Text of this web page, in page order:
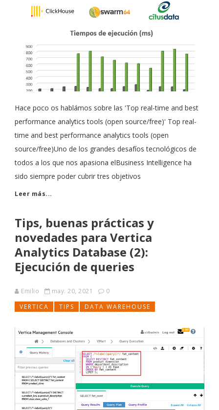
Hace poco os hablámos sobre las 'Top real-time and best
performance analytics tools (open source/free)' Top real-
time and best performance analytics tools (open
source/free)Uno de los grandes desafíos tecnológicos de
todos a los que nos apasiona elBusiness Intelligence ha
sido siempre poder cubrir tres objetivos
Leer más...
Tips, buenas prácticas y
novedades para Vertica
Analytics Database (2):
Ejecución de queries
Emilio may. 20, 2021
0
VERTICA
TIPS DATA WAREHOUSE